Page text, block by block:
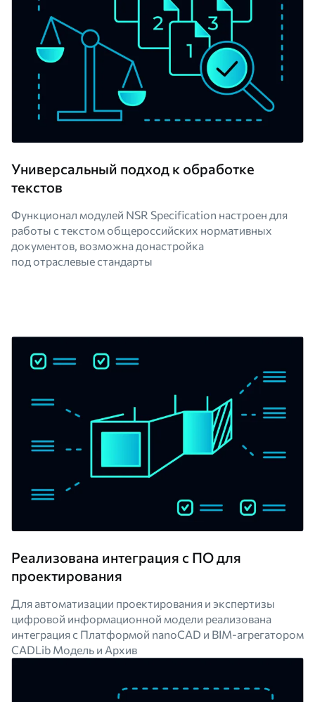
Универсальный подход к обработке
текстов
Функционал модулей NSR Specification настроен для
работы с текстом общероссийских нормативных
документов, возможна донастройка
под отраслевые стандарты
Реализована интеграция с ПО для
проектирования
Для автоматизации проектирования и экспертизы
цифровой информационной модели реализована
интеграция с Платформой nanoCAD и BIM-агрегатором
CADLib Модель и Архив